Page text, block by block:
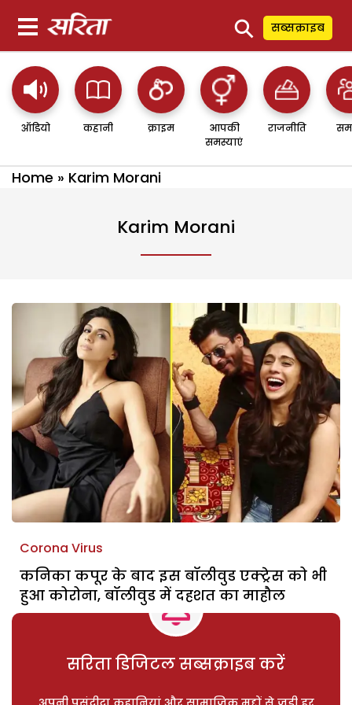
⚲ सब्सक्राइब
ऑडियो कहानी क्राइम
आपकी
समस्याएं
राजनीति
Home » Karim Morani
Karim Morani
Corona Virus
कनिका कपूर के बाद इस बॉलीवुड एक्ट्रेस को भी
हुआ कोरोना, बॉलीवुड में दहशत का माहौल
सरिता डिजिटल सब्सक्राइब करें